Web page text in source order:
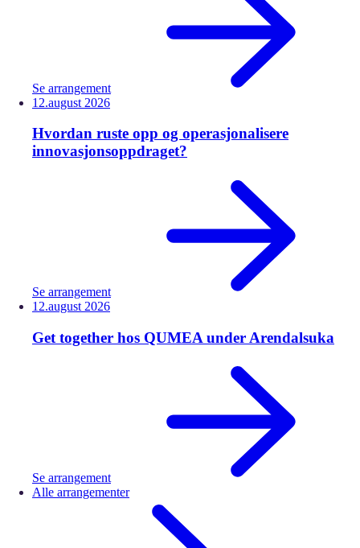
Se arrangement
12.august 2026
Hvordan ruste opp og operasjonalisere
innovasjonsoppdraget?
Se arrangement
12.august 2026
Get together hos QUMEA under Arendalsuka
Se arrangement
Alle arrangementer